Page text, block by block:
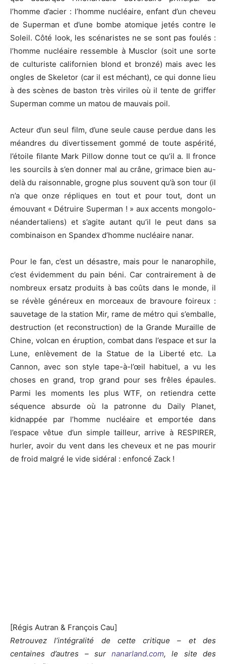
l’homme d’acier : l’homme nucléaire, enfant d’un cheveu
de Superman et d’une bombe atomique jetés contre le
Soleil. Côté look, les scénaristes ne se sont pas foulés :
l’homme nucléaire ressemble à Musclor (soit une sorte
de culturiste californien blond et bronzé) mais avec les
ongles de Skeletor (car il est méchant), ce qui donne lieu
à des scènes de baston très viriles où il tente de griffer
Superman comme un matou de mauvais poil.
Acteur d’un seul film, d’une seule cause perdue dans les
méandres du divertissement gommé de toute aspérité,
l’étoile filante Mark Pillow donne tout ce qu’il a. Il fronce
les sourcils à s’en donner mal au crâne, grimace bien au-
delà du raisonnable, grogne plus souvent qu’à son tour (il
n’a que onze répliques en tout et pour tout, dont un
émouvant « Détruire Superman ! » aux accents mongolo-
néandertaliens) et s’agite autant qu’il le peut dans sa
combinaison en Spandex d’homme nucléaire nanar.
Pour le fan, c’est un désastre, mais pour le nanarophile,
c’est évidemment du pain béni. Car contrairement à de
nombreux ersatz produits à bas coûts dans le monde, il
se révèle généreux en morceaux de bravoure foireux :
sauvetage de la station Mir, rame de métro qui s’emballe,
destruction (et reconstruction) de la Grande Muraille de
Chine, volcan en éruption, combat dans l’espace et sur la
Lune, enlèvement de la Statue de la Liberté etc. La
Cannon, avec son style tape-à-l’œil habituel, a vu les
choses en grand, trop grand pour ses frêles épaules.
Parmi les moments les plus WTF, on retiendra cette
séquence absurde où la patronne du Daily Planet,
kidnappée par l’homme nucléaire et emportée dans
l’espace vêtue d’un simple tailleur, arrive à RESPIRER,
hurler, avoir du vent dans les cheveux et ne pas mourir
de froid malgré le vide sidéral : enfoncé Zack !
[Régis Autran & François Cau]
Retrouvez l’intégralité de cette critique – et des
centaines d’autres – surnanarland.com, le site des